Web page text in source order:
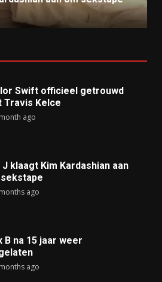
Swift officieel getrouwd
Travis Kelce
ago
J klaagt Kim Kardashian aan
ago
B na 15 jaar weer
ago